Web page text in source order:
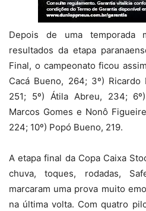
Depois de uma temporada
resultados da etapa
Final, o campeonato ficou
Cacá Bueno, 264; 3º)
251; 5º) Átila Abreu, 234;
Marcos Gomes e Nonô
224; 10º) Popó Bueno, 219.
A etapa final da Copa Caixa
chuva, toques, rodadas,
marcaram uma prova muito
na última volta. Com quatro